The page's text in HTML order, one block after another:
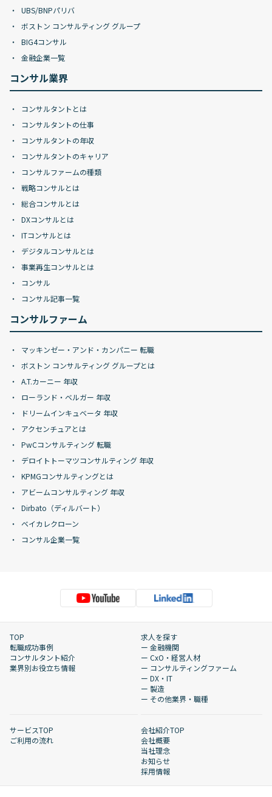
UBS/BNPパリバ
ボストン コンサルティング グループ
BIG4コンサル
金融企業一覧
コンサル業界
コンサルタントとは
コンサルタントの仕事
コンサルタントの年収
コンサルタントのキャリア
コンサルファームの種類
戦略コンサルとは
総合コンサルとは
DXコンサルとは
ITコンサルとは
デジタルコンサルとは
事業再生コンサルとは
コンサル
コンサル記事一覧
コンサルファーム
マッキンゼー・アンド・カンパニー 転職
ボストン コンサルティング グループとは
A.T.カーニー 年収
ローランド・ベルガー 年収
ドリームインキュベータ 年収
アクセンチュアとは
PwCコンサルティング 転職
デロイトトーマツコンサルティング 年収
KPMGコンサルティングとは
アビームコンサルティング 年収
Dirbato（ディルバート）
ベイカレクローン
コンサル企業一覧
TOP
転職成功事例
コンサルタント紹介
業界別お役立ち情報
求人を探す
ー 金融機関
ー CxO・経営人材
ー コンサルティングファーム
ー DX・IT
ー 製造
ー その他業界・職種
サービスTOP
ご利用の流れ
会社紹介TOP
会社概要
当社理念
お知らせ
採用情報